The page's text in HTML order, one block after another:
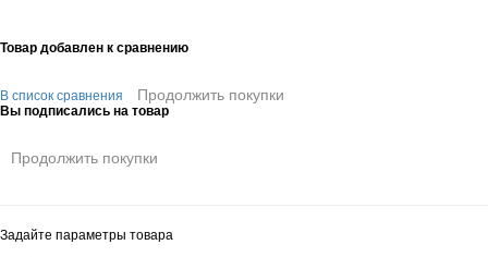
Товар добавлен к сравнению
В список сравнения Продолжить покупки
Вы подписались на товар
Продолжить покупки
Задайте параметры товара